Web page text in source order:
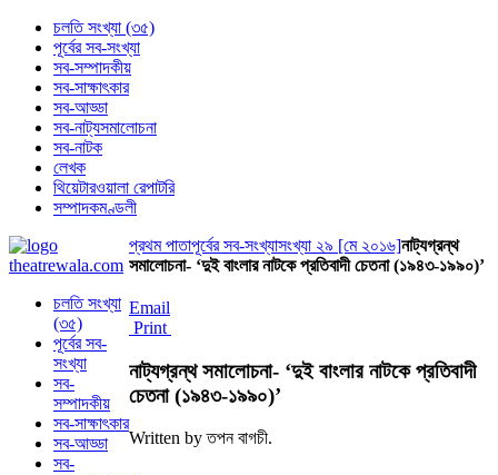
চলতি সংখ্যা (৩৫)
পূর্বের সব-সংখ্যা
সব-সম্পাদকীয়
সব-সাক্ষাৎকার
সব-আড্ডা
সব-নাট্যসমালোচনা
সব-নাটক
লেখক
থিয়েটারওয়ালা রেপাটরি
সম্পাদকমণ্ডলী
প্রথম পাতাপূর্বের সব-সংখ্যাসংখ্যা ২৯ [মে ২০১৬]নাট্যগ্রন্থ
সমালোচনা- ‘দুই বাংলার নাটকে প্রতিবাদী চেতনা (১৯৪৩-১৯৯০)’
Email
Print
নাট্যগ্রন্থ সমালোচনা- ‘দুই বাংলার নাটকে প্রতিবাদী
চেতনা (১৯৪৩-১৯৯০)’
Written by তপন বাগচী.
চলতি সংখ্যা
(৩৫)
পূর্বের সব-
সংখ্যা
সব-
সম্পাদকীয়
সব-সাক্ষাৎকার
সব-আড্ডা
সব-